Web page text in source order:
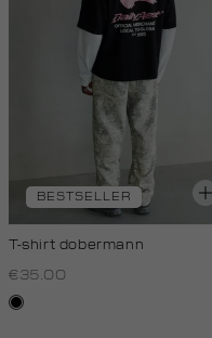
BESTSELLER
T-shirt dobermann
€35.00
zwart